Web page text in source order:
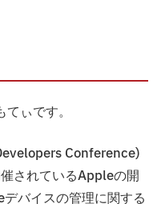
ぃです。
Conference)
されているAppleの開
バイスの管理に関する